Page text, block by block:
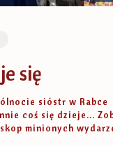
się
sióstr w Rabce
coś się dzieje...
minionych